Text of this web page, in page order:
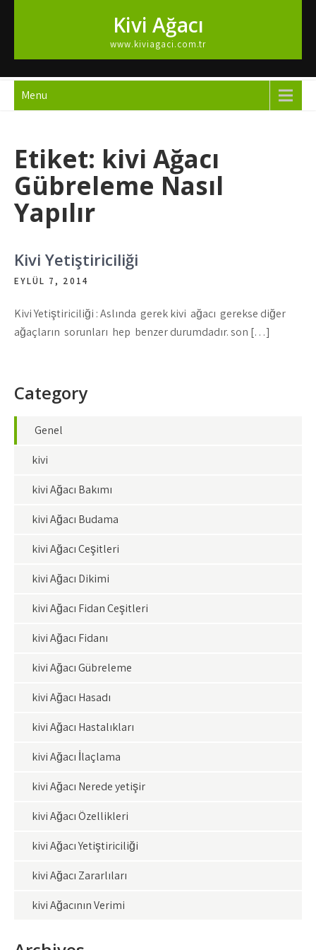
Kivi Ağacı
www.kiviagaci.com.tr
Menu
Etiket: kivi Ağacı
Gübreleme Nasıl
Yapılır
Kivi Yetiştiriciliği
EYLÜL 7, 2014
Kivi Yetiştiriciliği : Aslında gerek kivi ağacı gerekse diğer
ağaçların sorunları hep benzer durumdadır. son […]
Category
Genel
kivi
kivi Ağacı Bakımı
kivi Ağacı Budama
kivi Ağacı Çeşitleri
kivi Ağacı Dikimi
kivi Ağacı Fidan Çeşitleri
kivi Ağacı Fidanı
kivi Ağacı Gübreleme
kivi Ağacı Hasadı
kivi Ağacı Hastalıkları
kivi Ağacı İlaçlama
kivi Ağacı Nerede yetişir
kivi Ağacı Özellikleri
kivi Ağacı Yetiştiriciliği
kivi Ağacı Zararlıları
kivi Ağacının Verimi